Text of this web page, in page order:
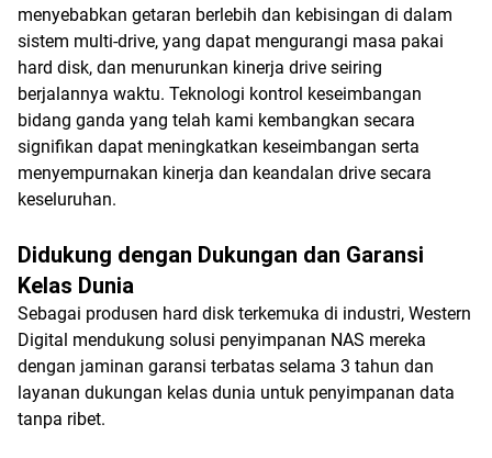
menyebabkan getaran berlebih dan kebisingan di dalam
sistem multi-drive, yang dapat mengurangi masa pakai
hard disk, dan menurunkan kinerja drive seiring
berjalannya waktu. Teknologi kontrol keseimbangan
bidang ganda yang telah kami kembangkan secara
signifikan dapat meningkatkan keseimbangan serta
menyempurnakan kinerja dan keandalan drive secara
keseluruhan.
Didukung dengan Dukungan dan Garansi
Kelas Dunia
Sebagai produsen hard disk terkemuka di industri, Western
Digital mendukung solusi penyimpanan NAS mereka
dengan jaminan garansi terbatas selama 3 tahun dan
layanan dukungan kelas dunia untuk penyimpanan data
tanpa ribet.